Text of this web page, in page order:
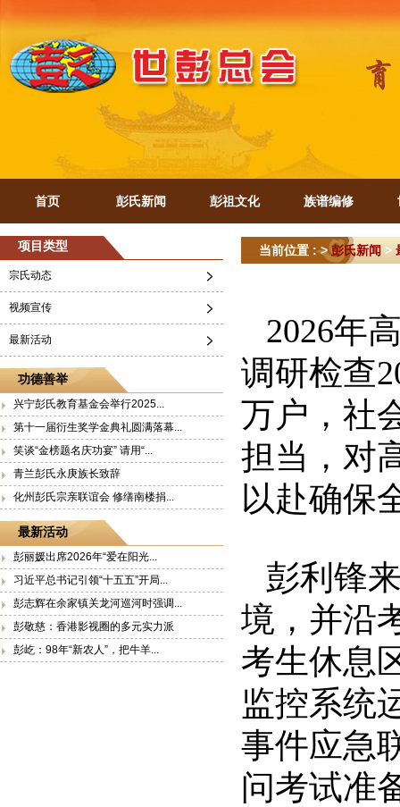
首页 彭氏新闻 彭祖文化 族谱编修
项目类型
宗氏动态
视频宣传
最新活动
功德善举
兴宁彭氏教育基金会举行2025...
第十一届衍生奖学金典礼圆满落幕...
笑谈“金榜题名庆功宴” 请用“...
青兰彭氏永庚族长致辞
化州彭氏宗亲联谊会 修缮南楼捐...
最新活动
彭丽媛出席2026年“爱在阳光...
习近平总书记引领“十五五”开局...
彭志辉在余家镇关龙河巡河时强调...
彭敬慈：香港影视圈的多元实力派
彭屹：98年“新农人”，把牛羊...
当前位置 : >彭氏新闻 >
2026年
调研检查
万户，社
担当，对
以赴确保
彭利锋
境，并沿
考生休息
监控系统
事件应急
问考试准